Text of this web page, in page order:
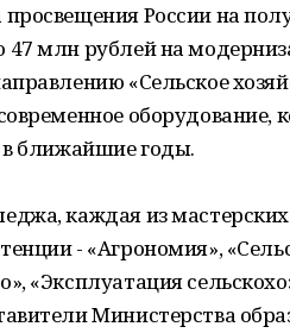
России на
47 млн рублей на
«Сельское
оборудование,
в ближайшие годы.
каждая из
- «Агрономия»,
«Эксплуатация
Министерства